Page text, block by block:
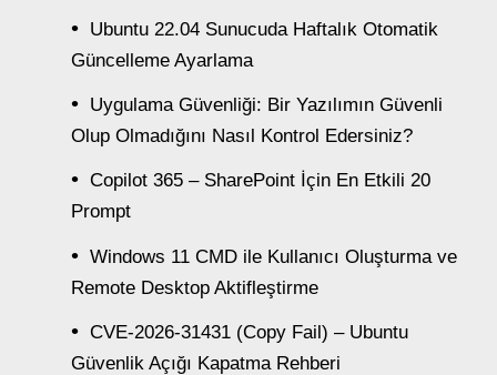
Ubuntu 22.04 Sunucuda Haftalık Otomatik
Güncelleme Ayarlama
Uygulama Güvenliği: Bir Yazılımın Güvenli
Olup Olmadığını Nasıl Kontrol Edersiniz?
Copilot 365 – SharePoint İçin En Etkili 20
Prompt
Windows 11 CMD ile Kullanıcı Oluşturma ve
Remote Desktop Aktifleştirme
CVE-2026-31431 (Copy Fail) – Ubuntu
Güvenlik Açığı Kapatma Rehberi